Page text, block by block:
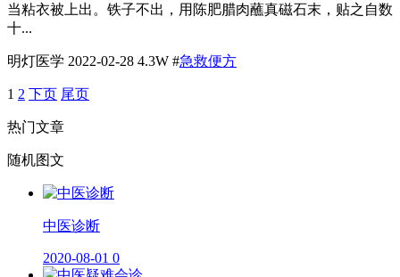
当粘衣被上出。铁子不出，用陈肥腊肉蘸真磁石末，贴之自数
十...
明灯医学 2022-02-28 4.3W #急救便方
1 2 下页 尾页
热门文章
随机图文
​中医诊断
2020-08-01 0